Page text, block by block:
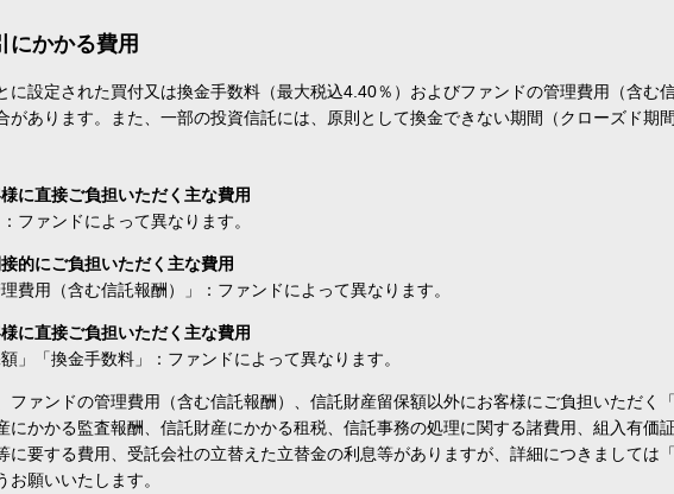
にかかる費用
に設定された買付又は換金手数料（最大税込4.40％）およびファンドの管理費用（含む
があります。また、一部の投資信託には、原則として換金できない期間（クローズド期
に直接ご負担いただく主な費用
ファンドによって異なります。
的にご負担いただく主な費用
理費用（含む信託報酬）」：ファンドによって異なります。
に直接ご負担いただく主な費用
額」「換金手数料」：ファンドによって異なります。
ファンドの管理費用（含む信託報酬）、信託財産留保額以外にお客様にご負担いただく
にかかる監査報酬、信託財産にかかる租税、信託事務の処理に関する諸費用、組入有価
に要する費用、受託会社の立替えた立替金の利息等がありますが、詳細につきましては
願いいたします。